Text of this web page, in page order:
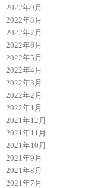
2022年9月
2022年8月
2022年7月
2022年6月
2022年5月
2022年4月
2022年3月
2022年2月
2022年1月
2021年12月
2021年11月
2021年10月
2021年9月
2021年8月
2021年7月